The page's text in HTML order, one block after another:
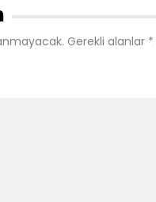
Gerekli alanlar *